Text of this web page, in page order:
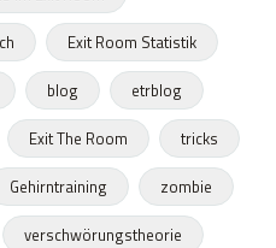
Exit Room Statistik
blog
etrblog
Exit The Room
tricks
Gehirntraining
zombie
verschwörungstheorie